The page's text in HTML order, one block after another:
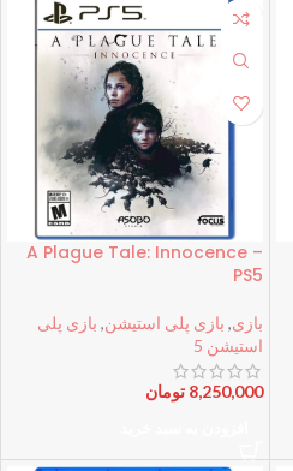
A Plague Tale: Innocence –
PS5
بازی, بازی پلی استیشن, بازی پلی
استیشن 5
8,250,000 تومان